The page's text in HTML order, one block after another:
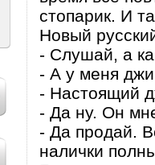
стопарик. И
Новый
- Слушай, а
- А у меня
- Настоящий
- Да ну. Он
- Да продай.
налички